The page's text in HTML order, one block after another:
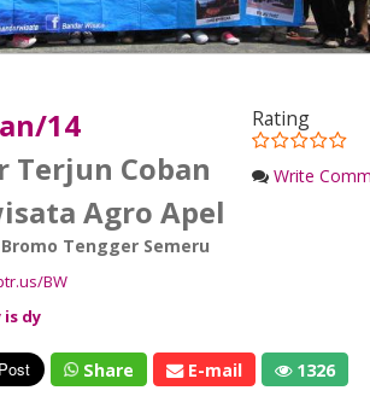
Rating
Write
14
Terjun Coban
Agro Apel
Tengger Semeru
BW
dy
Share E-mail 1326